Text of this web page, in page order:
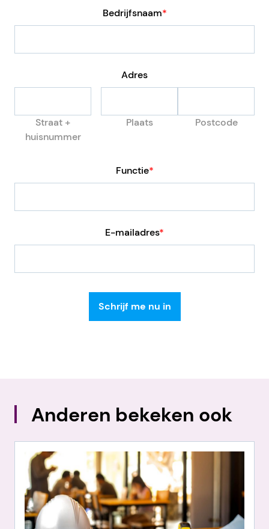
Bedrijfsnaam*
Adres
Straat +
huisnummer
Plaats Postcode
Functie*
E-mailadres*
Anderen bekeken ook